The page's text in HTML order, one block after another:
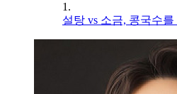
1.
설탕 vs 소금, 콩국수